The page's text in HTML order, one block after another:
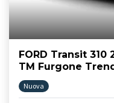
FORD Transit 310
TM Furgone
Nuova